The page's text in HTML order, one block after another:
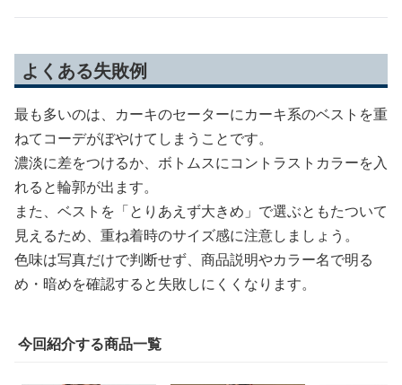
よくある失敗例
最も多いのは、カーキのセーターにカーキ系のベストを重
ねてコーデがぼやけてしまうことです。
濃淡に差をつけるか、ボトムスにコントラストカラーを入
れると輪郭が出ます。
また、ベストを「とりあえず大きめ」で選ぶともたついて
見えるため、重ね着時のサイズ感に注意しましょう。
色味は写真だけで判断せず、商品説明やカラー名で明る
め・暗めを確認すると失敗しにくくなります。
今回紹介する商品一覧